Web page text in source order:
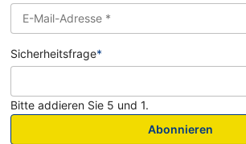
Sicherheitsfrage*
Bitte addieren Sie 5 und 1.
Abonnieren